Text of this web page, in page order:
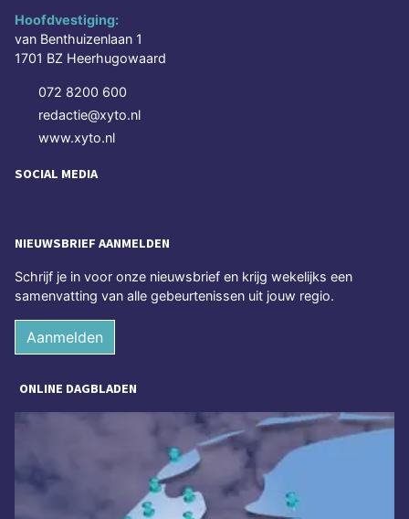
Hoofdvestiging:
van Benthuizenlaan 1
1701 BZ Heerhugowaard
072 8200 600
redactie@xyto.nl
www.xyto.nl
SOCIAL MEDIA
NIEUWSBRIEF AANMELDEN
Schrijf je in voor onze nieuwsbrief en krijg wekelijks een
samenvatting van alle gebeurtenissen uit jouw regio.
Aanmelden
ONLINE DAGBLADEN